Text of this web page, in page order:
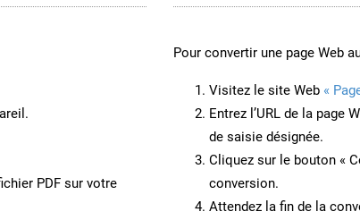
PDF sur votre
Pour convertir une page Web
Visitez le site Web «
Entrez l’URL de la page
de saisie désignée.
Cliquez sur le bouton «
conversion.
Attendez la fin de la